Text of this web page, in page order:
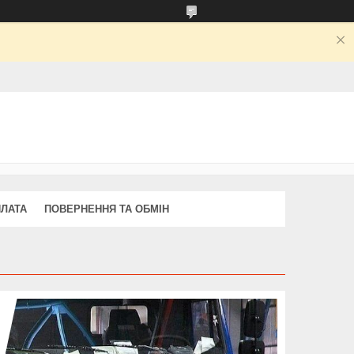
ПОВЕРНЕННЯ ТА ОБМІН